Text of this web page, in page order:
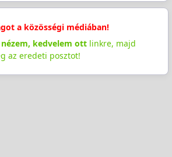
a közösségi médiában!
kedvelem ottlinkre, majd
az eredeti posztot!